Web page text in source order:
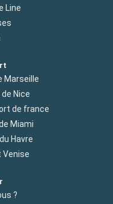
Line
Marseille
Nice
de france
Miami
Havre
Venise
?